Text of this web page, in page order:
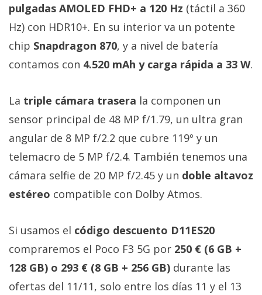
pulgadas AMOLED FHD+ a 120 Hz (táctil a 360
Hz) con HDR10+. En su interior va un potente
chip Snapdragon 870, y a nivel de batería
contamos con 4.520 mAh y carga rápida a 33 W.
La triple cámara trasera la componen un
sensor principal de 48 MP f/1.79, un ultra gran
angular de 8 MP f/2.2 que cubre 119º y un
telemacro de 5 MP f/2.4. También tenemos una
cámara selfie de 20 MP f/2.45 y un doble altavoz
estéreo compatible con Dolby Atmos.
Si usamos el código descuento D11ES20
compraremos el Poco F3 5G por 250 € (6 GB +
128 GB) o 293 € (8 GB + 256 GB) durante las
ofertas del 11/11, solo entre los días 11 y el 13